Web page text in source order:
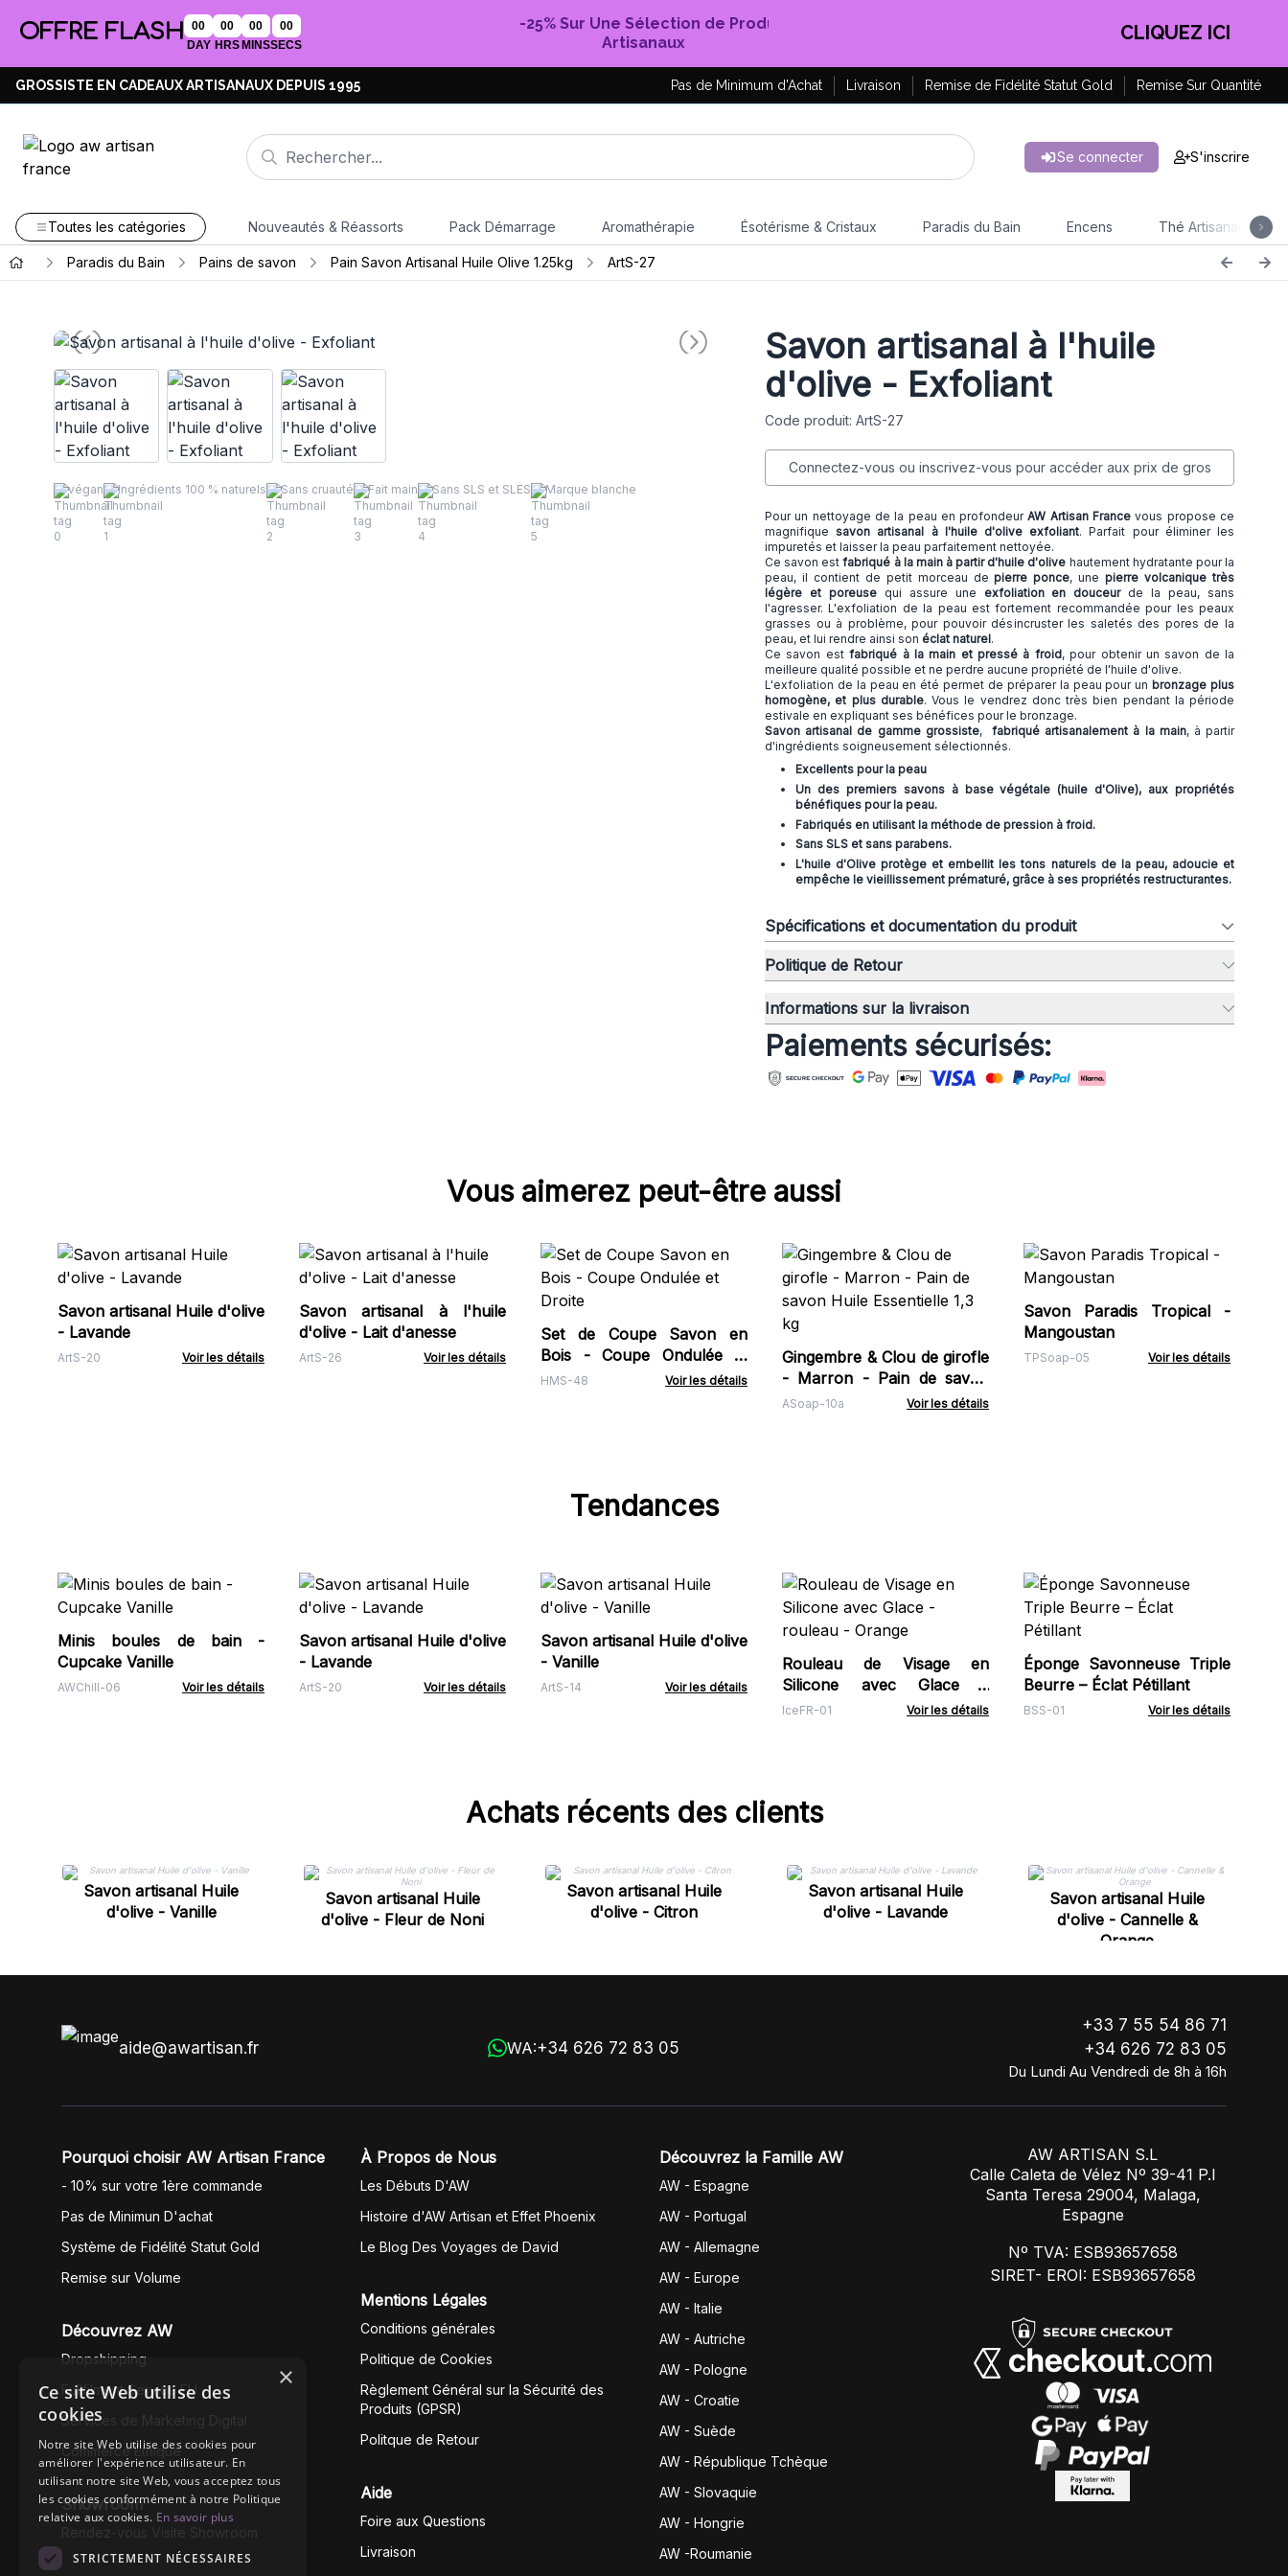
OFFRE FLASH
00
DAY
00
HRS
00
MINS
00
SECS
-25% Sur Une Sélection de Produits
Artisanaux
EN PROFITER !
GROSSISTE EN CADEAUX ARTISANAUX DEPUIS 1995 Pas de Minimum d'Achat Livraison Remise de Fidélité Statut Gold Remise Sur Quantité
Se connecter S'inscrire
Toutes les catégories Nouveautés & Réassorts Pack Démarrage Aromathérapie Ésotérisme & Cristaux Paradis du Bain Encens Thé Artisanal
Paradis du Bain Pains de savon Pain Savon Artisanal Huile Olive 1.25kg ArtS-27
végan Ingrédients 100 % naturels Sans cruauté Fait main Sans SLS et SLES Marque blanche
Savon artisanal à l'huile
d'olive - Exfoliant
Code produit: ArtS-27
Connectez-vous ou inscrivez-vous pour accéder aux prix de gros
Pour un nettoyage de la peau en profondeurAW Artisan France vous propose ce
magnifiquesavon artisanal à l'huile d'olive exfoliant. Parfait pour éliminer les
impuretés et laisser la peau parfaitement nettoyée.
Ce savon estfabriqué à la main à partir d'huile d'olive hautement hydratante pour la
peau, il contient de petit morceau depierre ponce, unepierre volcanique très
légère et poreusequi assure une exfoliation en douceurde la peau, sans
l'agresser. L'exfoliation de la peau est fortement recommandée pour les peaux
grasses ou à problème, pour pouvoir désincruster les saletés des pores de la
peau, et lui rendre ainsi son éclat naturel.
Ce savon estfabriqué à la main et pressé à froid, pour obtenir un savon de la
meilleure qualité possible et ne perdre aucune propriété de l'huile d'olive.
L'exfoliation de la peau en été permet de préparer la peau pour un bronzage plus
homogène, et plus durable. Vous le vendrez donc très bien pendant la période
estivale en expliquant ses bénéfices pour le bronzage.
Savon artisanal de gamme grossiste,fabriqué artisanalement à la main, à partir
d'ingrédients soigneusement sélectionnés.
Excellents pour la peau
Un des premiers savons à base végétale (huile d'Olive), aux propriétés
bénéfiques pour la peau.
Fabriqués en utilisant la méthode de pression à froid.
Sans SLS et sans parabens.
L'huile d'Olive protège et embellit les tons naturels de la peau, adoucie et
empêche le vieillissement prématuré, grâce à ses propriétés restructurantes.
Spécifications et documentation du produit
Politique de Retour
Informations sur la livraison
Paiements sécurisés:
Vous aimerez peut-être aussi
Savon artisanal Huile d'olive
- Lavande
ArtS-20 Voir les détails
Savon artisanal à l'huile
d'olive - Lait d'anesse
ArtS-26 Voir les détails
Set de Coupe Savon en
Bois - Coupe Ondulée et
Droite
HMS-48 Voir les détails
Gingembre & Clou de girofle
- Marron - Pain de savon
Huile Essentielle 1,3 kg
ASoap-10a Voir les détails
Savon Paradis Tropical -
Mangoustan
TPSoap-05 Voir les détails
Tendances
Minis boules de bain -
Cupcake Vanille
AWChill-06 Voir les détails
Savon artisanal Huile d'olive
- Lavande
ArtS-20 Voir les détails
Savon artisanal Huile d'olive
- Vanille
ArtS-14 Voir les détails
Rouleau de Visage en
Silicone avec Glace -
rouleau - Orange
IceFR-01 Voir les détails
Éponge Savonneuse Triple
Beurre – Éclat Pétillant
BSS-01 Voir les détails
Achats récents des clients
Savon artisanal Huile
d'olive - Vanille
Savon artisanal Huile
d'olive - Fleur de Noni
Savon artisanal Huile
d'olive - Citron
Savon artisanal Huile
d'olive - Lavande
Savon artisanal Huile
d'olive - Cannelle &
Orange
aide@awartisan.fr WA:+34 626 72 83 05
+33 7 55 54 86 71
+34 626 72 83 05
Du Lundi Au Vendredi de 8h à 16h
Pourquoi choisir AW Artisan France
- 10% sur votre 1ère commande
Pas de Minimun D'achat
Système de Fidélité Statut Gold
Remise sur Volume
Découvrez AW
Dropshipping
Fullfilment Service EU
Services de Marketing Digital
Commerce Éthique
Showroom
À Propos de Nous
Les Débuts D'AW
Histoire d'AW Artisan et Effet Phoenix
Le Blog Des Voyages de David
Mentions Légales
Conditions générales
Politique de Cookies
Règlement Général sur la Sécurité des
Produits (GPSR)
Politque de Retour
Aide
Foire aux Questions
Livraison
Découvrez la Famille AW
AW - Espagne
AW - Portugal
AW - Allemagne
AW - Europe
AW - Italie
AW - Autriche
AW - Pologne
AW - Croatie
AW - Suède
AW - République Tchèque
AW - Slovaquie
AW - Hongrie
AW -Roumanie
AW ARTISAN S.L
Calle Caleta de Vélez Nº 39-41 P.I
Santa Teresa 29004, Malaga,
Espagne
Nº TVA: ESB93657658
SIRET- EROI: ESB93657658
×
Ce site Web utilise des
cookies
Notre site Web utilise des cookies pour
améliorer l'expérience utilisateur. En
utilisant notre site Web, vous acceptez tous
les cookies conformément à notre Politique
relative aux cookies. En savoir plus
STRICTEMENT NÉCESSAIRES